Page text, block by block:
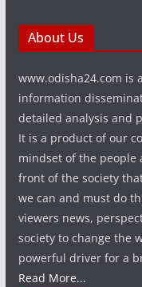
About Us
www.odisha24.com is
information
detailed analysis and
It is a product of our
mindset of the people
front of the society
we can and must do
viewers news,
society to change the
powerful driver for a
Read More...